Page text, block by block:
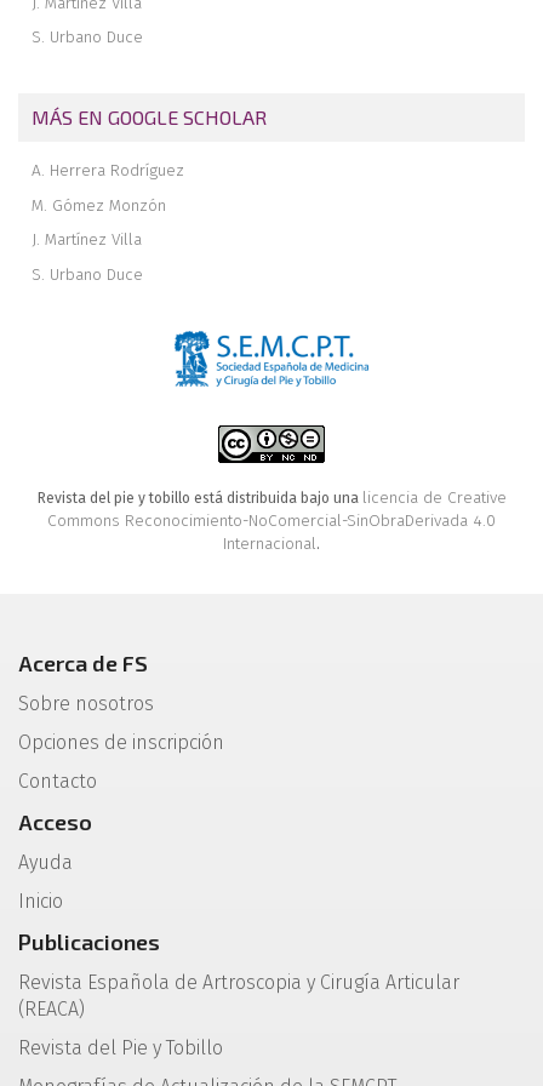
S. Urbano Duce
MÁS EN GOOGLE SCHOLAR
A. Herrera Rodríguez
M. Gómez Monzón
J. Martínez Villa
S. Urbano Duce
Revista del pie y tobillo está distribuida bajo una licencia de Creative
Commons Reconocimiento-NoComercial-SinObraDerivada 4.0
Internacional.
Acerca de FS
Sobre nosotros
Opciones de inscripción
Contacto
Acceso
Ayuda
Inicio
Publicaciones
Revista Española de Artroscopia y Cirugía Articular
(REACA)
Revista del Pie y Tobillo